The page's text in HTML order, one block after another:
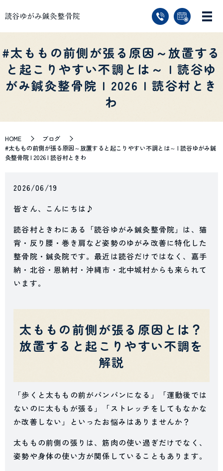
#太ももの前側が張る原因～放置する
と起こりやすい不調とは～ | 読谷ゆ
がみ鍼灸整骨院 | 2026 | 読谷村とき
わ
HOME
ブログ
#太ももの前側が張る原因～放置すると起こりやすい不調とは～ | 読谷ゆがみ鍼
灸整骨院 | 2026 | 読谷村ときわ
2026/06/19
皆さん、こんにちは♪
読谷村ときわにある「読谷ゆがみ鍼灸整骨院」は、猫
背・反り腰・巻き肩など姿勢のゆがみ改善に特化した
整骨院・鍼灸院です。最近は読谷だけではなく、嘉手
納・北谷・恩納村・沖縄市・北中城村からも来られて
います。
太ももの前側が張る原因とは？
放置すると起こりやすい不調を
解説
「歩くと太ももの前がパンパンになる」「運動後では
ないのに太ももが張る」「ストレッチをしてもなかな
か改善しない」といったお悩みはありませんか？
太ももの前側の張りは、筋肉の使い過ぎだけでなく、
姿勢や身体の使い方が関係していることもあります。